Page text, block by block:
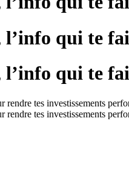
qui te
qui te
rendre tes investissements
rendre tes investissements